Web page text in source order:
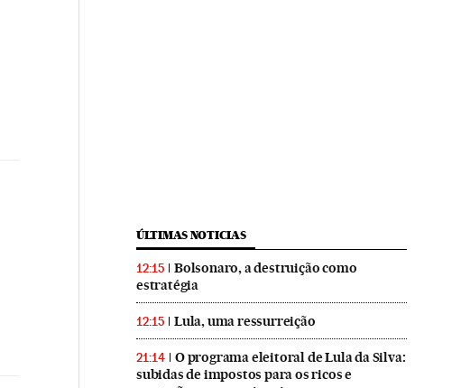
ÚLTIMAS NOTICIAS
12:15
Bolsonaro, a destruição como
estratégia
12:15 Lula, uma ressurreição
21:14
O programa eleitoral de Lula da Silva:
subidas de impostos para os ricos e